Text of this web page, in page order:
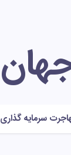
سرمایه گذاری